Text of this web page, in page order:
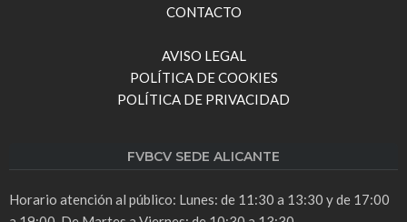
CONTACTO
AVISO LEGAL
POLÍTICA DE COOKIES
POLÍTICA DE PRIVACIDAD
FVBCV SEDE ALICANTE
Horario atención al público: Lunes: de 11:30 a 13:30 y de 17:00